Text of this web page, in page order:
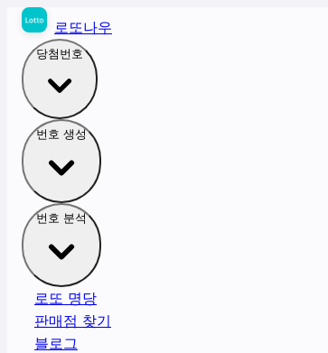
로또나우
당첨번호
번호 생성
번호 분석
로또 명당
판매점 찾기
블로그